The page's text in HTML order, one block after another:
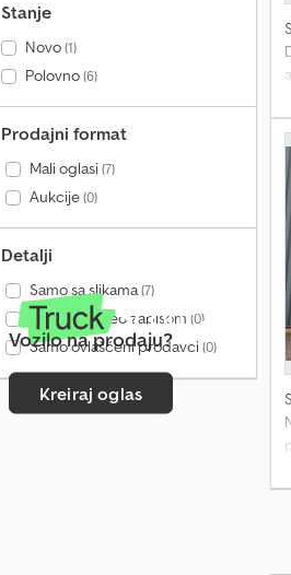
Stanje
Novo(1)
Polovno(6)
Prodajni format
Mali oglasi(7)
Aukcije(0)
Detalji
Samo sa slikama(7)
Samo sa video zapisom (0)
Samo ovlašćeni prodavci(0)
Vozilo na prodaju?
Kreiraj oglas